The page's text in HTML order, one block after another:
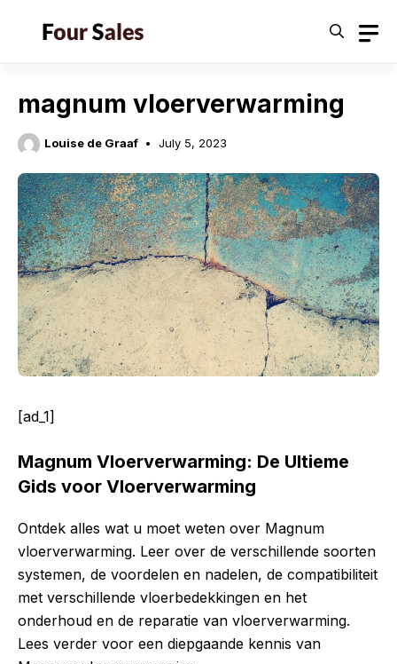
magnum vloerverwarming
Louise de Graaf July 5, 2023
[ad_1]
Magnum Vloerverwarming: De Ultieme
Gids voor Vloerverwarming
Ontdek alles wat u moet weten over Magnum
vloerverwarming. Leer over de verschillende soorten
systemen, de voordelen en nadelen, de compatibiliteit
met verschillende vloerbedekkingen en het
onderhoud en de reparatie van vloerverwarming.
Lees verder voor een diepgaande kennis van